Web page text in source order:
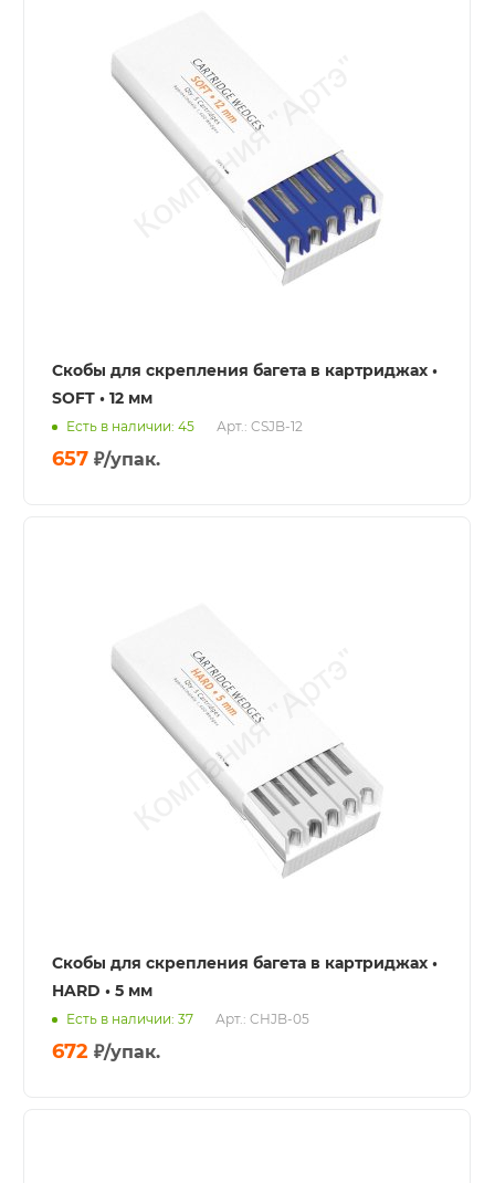
Скобы для скрепления багета в картриджах •
SOFT • 12 мм
Есть в наличии: 45 Арт.: CSJB-12
657 ₽/упак.
Скобы для скрепления багета в картриджах •
HARD • 5 мм
Есть в наличии: 37 Арт.: CHJB-05
672 ₽/упак.